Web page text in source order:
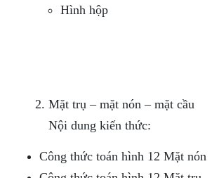
Hình hộp
Mặt trụ – mặt nón – mặt cầu
Nội dung kiến thức:
Công thức toán hình 12 Mặt nón